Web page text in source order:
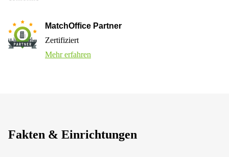
MatchOffice Partner
Zertifiziert
Mehr erfahren
Fakten & Einrichtungen